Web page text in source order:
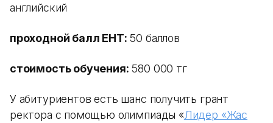
английский
проходной балл ЕНТ: 50 баллов
стоимость обучения: 580 000 тг
У абитуриентов есть шанс получить грант
ректора с помощью олимпиады «Лидер «Жас